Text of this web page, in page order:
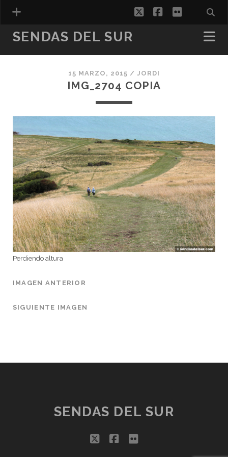
CATALÁN)
twitterfacebook
flickr
SENDAS DEL SUR
15 MARZO, 2015 /JORDI
IMG_2704 COPIA
Perdiendo altura
IMAGEN ANTERIOR
SIGUIENTE IMAGEN
SENDAS DEL SUR
twitterfacebook
flickr